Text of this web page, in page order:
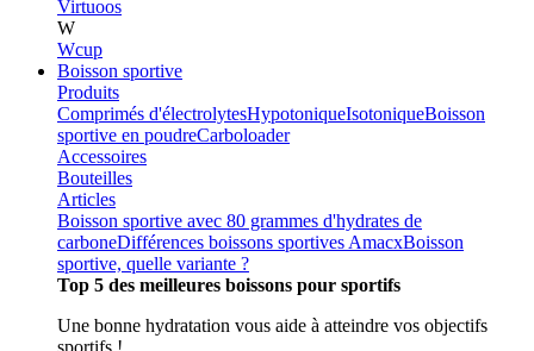
Virtuoos
W
Wcup
Boisson sportive
Produits
Comprimés d'électrolytesHypotoniqueIsotoniqueBoisson
sportive en poudreCarboloader
Accessoires
Bouteilles
Articles
Boisson sportive avec 80 grammes d'hydrates de
carboneDifférences boissons sportives AmacxBoisson
sportive, quelle variante ?
Top 5 des meilleures boissons pour sportifs
Une bonne hydratation vous aide à atteindre vos objectifs
sportifs !